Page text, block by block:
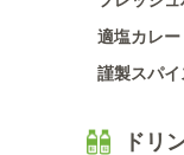
適塩カレー
謹製スパ
ドリ